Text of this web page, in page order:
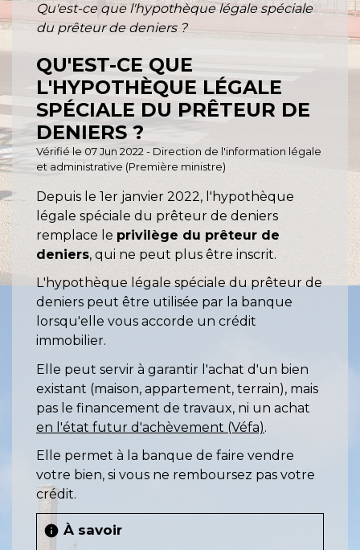
Qu'est-ce que l'hypothèque légale spéciale
du prêteur de deniers ?
QU'EST-CE QUE
L'HYPOTHÈQUE LÉGALE
SPÉCIALE DU PRÊTEUR DE
DENIERS ?
Vérifié le 07 Jun 2022 - Direction de l'information légale
et administrative (Première ministre)
Depuis le 1er janvier 2022, l'hypothèque
légale spéciale du prêteur de deniers
remplace le privilège du prêteur de
deniers, qui ne peut plus être inscrit.
L'hypothèque légale spéciale du prêteur de
deniers peut être utilisée par la banque
lorsqu'elle vous accorde un crédit
immobilier.
Elle peut servir à garantir l'achat d'un bien
existant (maison, appartement, terrain), mais
pas le financement de travaux, ni un achat
en l'état futur d'achèvement (Véfa).
Elle permet à la banque de faire vendre
votre bien, si vous ne remboursez pas votre
crédit.
info À savoir